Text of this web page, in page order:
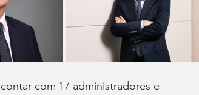
com 17 administradores e